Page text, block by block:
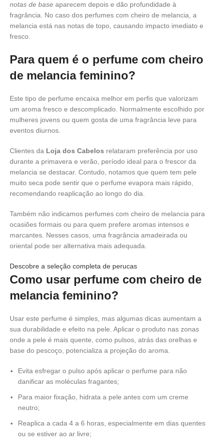
notas de base aparecem depois e dão profundidade à
fragrância. No caso dos perfumes com cheiro de melancia, a
melancia está nas notas de topo, causando impacto imediato e
fresco.
Para quem é o perfume com cheiro
de melancia feminino?
Este tipo de perfume encaixa melhor em perfis que valorizam
um aroma fresco e descomplicado. Normalmente escolhido por
mulheres jovens ou quem gosta de uma fragrância leve para
eventos diurnos.
Clientes da Loja dos Cabelos relataram preferência por uso
durante a primavera e verão, período ideal para o frescor da
melancia se destacar. Contudo, notamos que quem tem pele
muito seca pode sentir que o perfume evapora mais rápido,
recomendando reaplicação ao longo do dia.
Também não indicamos perfumes com cheiro de melancia para
ocasiões formais ou para quem prefere aromas intensos e
marcantes. Nesses casos, uma fragrância amadeirada ou
oriental pode ser alternativa mais adequada.
Descobre a seleção completa de perucas
Como usar perfume com cheiro de
melancia feminino?
Usar este perfume é simples, mas algumas dicas aumentam a
sua durabilidade e efeito na pele. Aplicar o produto nas zonas
onde a pele é mais quente, como pulsos, atrás das orelhas e
base do pescoço, potencializa a projeção do aroma.
Evita esfregar o pulso após aplicar o perfume para não
danificar as moléculas fragantes;
Para maior fixação, hidrata a pele antes com um creme
neutro;
Reaplica a cada 4 a 6 horas, especialmente em dias quentes
ou se estiver ao ar livre;